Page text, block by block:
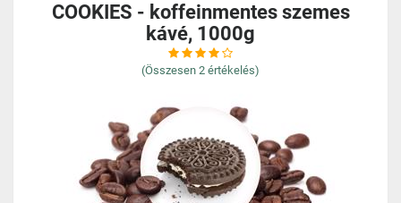
COOKIES - koffeinmentes szemes
kávé, 1000g
(Összesen 2 értékelés)